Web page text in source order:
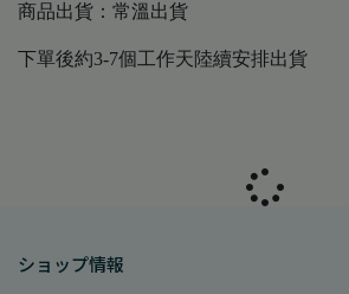
商品出貨：常溫出貨
下單後約3-7個工作天陸續安排出貨
ショップ情報